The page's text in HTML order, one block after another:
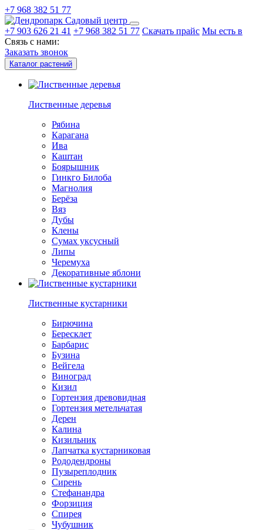
+7 968 382 51 77
Садовый центр
+7 903 626 21 41 +7 968 382 51 77 Скачать прайс Мы есть в
Связь с нами:
Заказать звонок
Каталог растений
Лиственные деревья
Рябина
Карагана
Ива
Каштан
Боярышник
Гинкго Билоба
Магнолия
Берёза
Вяз
Дубы
Клены
Сумах уксусный
Липы
Черемуха
Декоративные яблони
Лиственные кустарники
Бирючина
Бересклет
Барбарис
Бузина
Вейгела
Виноград
Кизил
Гортензия древовидная
Гортензия метельчатая
Дерен
Калина
Кизильник
Лапчатка кустарниковая
Рододендроны
Пузыреплодник
Сирень
Стефанандра
Форзиция
Спирея
Чубушник